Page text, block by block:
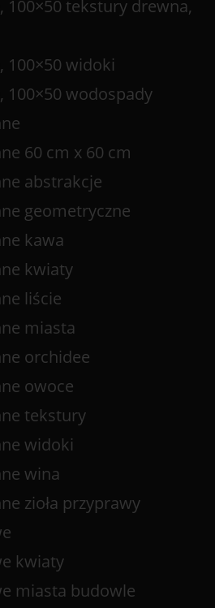
100×50 tekstury drewna,
100×50 widoki
100×50 wodospady
60 cm x 60 cm
abstrakcje
geometryczne
kawa
kwiaty
liście
miasta
orchidee
owoce
tekstury
widoki
wina
zioła przyprawy
kwiaty
miasta budowle